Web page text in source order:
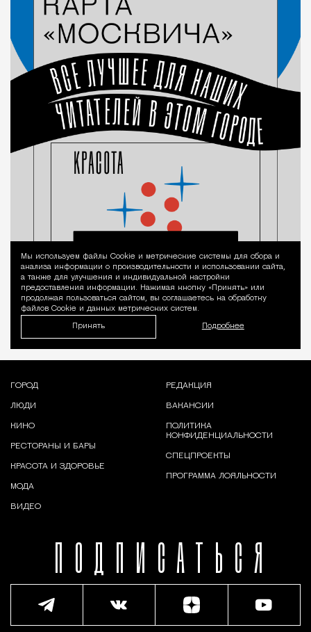
Уведомление
Мы используем файлы Сookie и метрические системы для сбора и
анализа информации о производительности и использовании сайта,
а также для улучшения и индивидуальной настройки
предоставления информации. Нажимая кнопку «Принять» или
продолжая пользоваться сайтом, вы соглашаетесь на обработку
файлов Cookie и данных метрических систем.
Принять Подробнее
ПОДПИСАТЬСЯ
ГОРОД
ЛЮДИ
КИНО
РЕСТОРАНЫ И БАРЫ
КРАСОТА И ЗДОРОВЬЕ
МОДА
ВИДЕО
РЕДАКЦИЯ
ВАКАНСИИ
ПОЛИТИКА
КОНФИДЕНЦИАЛЬНОСТИ
СПЕЦПРОЕКТЫ
ПРОГРАММА ЛОЯЛЬНОСТИ